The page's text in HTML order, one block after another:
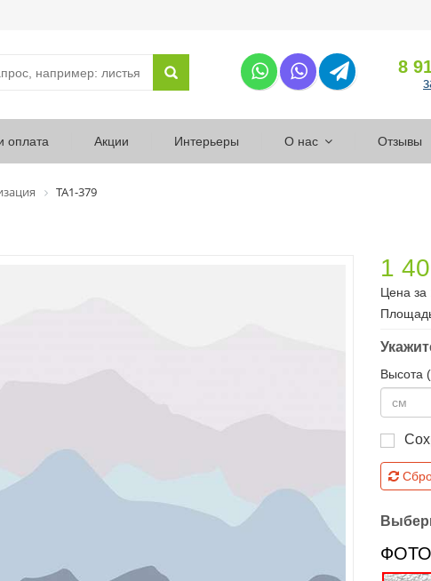
8
оплата Акции Интерьеры О нас Отзывы
ТА1-379
1
Цена за
Высота